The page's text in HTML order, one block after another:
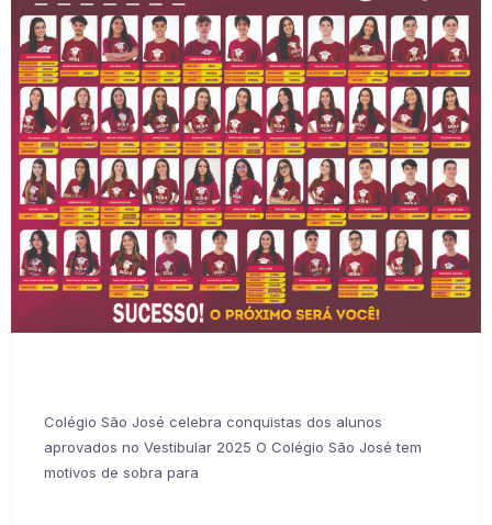
Colégio São José celebra conquistas dos alunos
aprovados no Vestibular 2025 O Colégio São José tem
motivos de sobra para